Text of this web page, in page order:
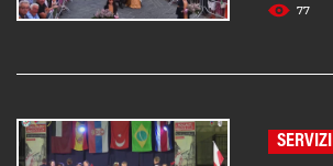
77
SERVIZI